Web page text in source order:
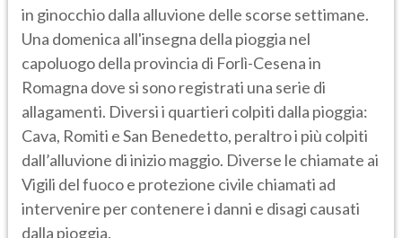
in ginocchio dalla alluvione delle scorse settimane.
Una domenica all'insegna della pioggia nel
capoluogo della provincia di Forlì-Cesena in
Romagna dove si sono registrati una serie di
allagamenti. Diversi i quartieri colpiti dalla pioggia:
Cava, Romiti e San Benedetto, peraltro i più colpiti
dall’alluvione di inizio maggio. Diverse le chiamate ai
Vigili del fuoco e protezione civile chiamati ad
intervenire per contenere i danni e disagi causati
dalla pioggia.